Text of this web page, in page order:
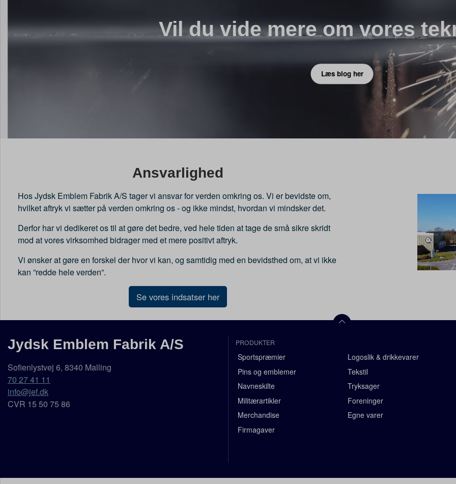
Vil du vide mere om vores
Læs blog her
Ansvarlighed
Hos Jydsk Emblem Fabrik A/S tager vi ansvar for verden omkring os. Vi er bevidste om,
hvilket aftryk vi sætter på verden omkring os - og ikke mindst, hvordan vi mindsker det.
Derfor har vi dedikeret os til at gøre det bedre, ved hele tiden at tage de små sikre skridt
mod at vores virksomhed bidrager med et mere positivt aftryk.
Vi ønsker at gøre en forskel der hvor vi kan, og samtidig med en bevidsthed om, at vi ikke
kan ”redde hele verden”.
Se vores indsatser her
Jydsk Emblem Fabrik A/S
Sofienlystvej 6, 8340 Malling
70 27 41 11
info@jef.dk
CVR 15 50 75 86
PRODUKTER
Sportspræmier
Pins og emblemer
Navneskilte
Militærartikler
Merchandise
Firmagaver
Logoslik & drikkevarer
Tekstil
Tryksager
Foreninger
Egne varer